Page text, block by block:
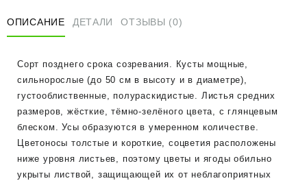
ОПИСАНИЕ ДЕТАЛИ ОТЗЫВЫ (0)
Сорт позднего срока созревания. Кусты мощные,
сильнорослые (до 50 см в высоту и в диаметре),
густооблиственные, полураскидистые. Листья средних
размеров, жёсткие, тёмно-зелёного цвета, с глянцевым
блеском. Усы образуются в умеренном количестве.
Цветоносы толстые и короткие, соцветия расположены
ниже уровня листьев, поэтому цветы и ягоды обильно
укрыты листвой, защищающей их от неблагоприятных